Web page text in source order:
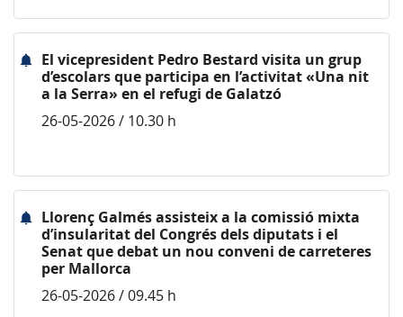
El vicepresident Pedro Bestard visita un grup
d’escolars que participa en l’activitat «Una nit
a la Serra» en el refugi de Galatzó
26-05-2026 / 10.30 h
Llorenç Galmés assisteix a la comissió mixta
d’insularitat del Congrés dels diputats i el
Senat que debat un nou conveni de carreteres
per Mallorca
26-05-2026 / 09.45 h